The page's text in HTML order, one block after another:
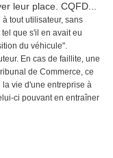
leur place. CQFD...
tout utilisateur, sans
que s'il en avait eu
du véhicule".
En cas de faillite, une
de Commerce, ce
vie d'une entreprise à
ci pouvant en entraîner